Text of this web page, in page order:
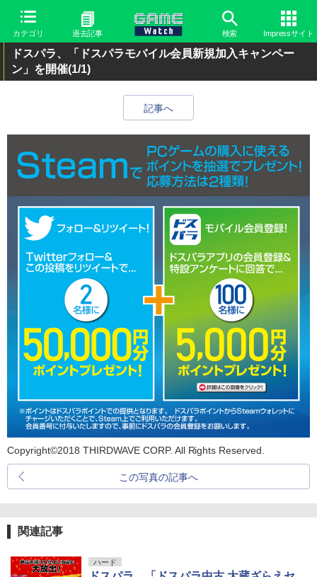
カテゴリ 過去記事 検索 Impressサイト
ドスパラ、「ドスパラモバイル会員新規加入キャンペー
ン」を開催(1/1)
記事へ
Copyright©2018 THIRDWAVE CORP. All Rights Reserved.
この写真の記事へ
関連記事
ハード